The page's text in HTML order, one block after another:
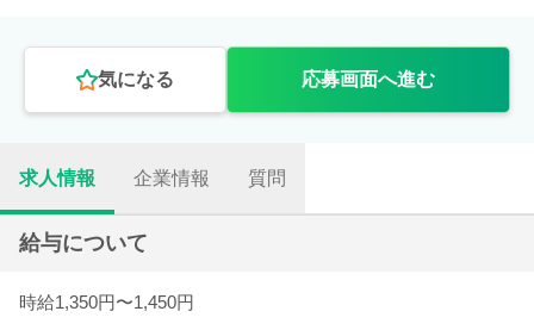
気になる 応募画面へ進む
求人情報 企業情報 質問
給与について
時給1,350円〜1,450円